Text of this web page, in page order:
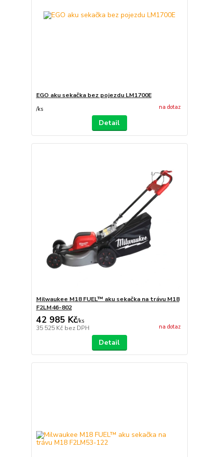
EGO aku sekačka bez pojezdu LM1700E
/ks na dotaz
Detail
Milwaukee M18 FUEL™ aku sekačka na trávu M18
F2LM46-802
42 985 Kč/ks
35 525 Kč bez DPH na dotaz
Detail